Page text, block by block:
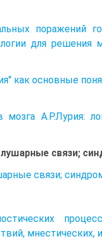
поражений
для решения
как основные
А.Р.Лурия:
связи;
связи;
мнестических,